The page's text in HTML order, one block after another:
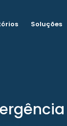
Soluções